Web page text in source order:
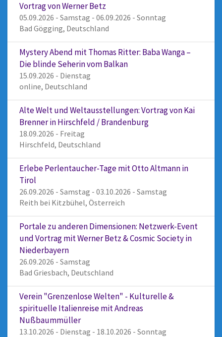
Vortrag von Werner Betz
05.09.2026 - Samstag - 06.09.2026 - Sonntag
Bad Gögging, Deutschland
Mystery Abend mit Thomas Ritter: Baba Wanga –
Die blinde Seherin vom Balkan
15.09.2026 - Dienstag
online, Deutschland
Alte Welt und Weltausstellungen: Vortrag von Kai
Brenner in Hirschfeld / Brandenburg
18.09.2026 - Freitag
Hirschfeld, Deutschland
Erlebe Perlentaucher-Tage mit Otto Altmann in
Tirol
26.09.2026 - Samstag - 03.10.2026 - Samstag
Reith bei Kitzbühel, Österreich
Portale zu anderen Dimensionen: Netzwerk-Event
und Vortrag mit Werner Betz & Cosmic Society in
Niederbayern
26.09.2026 - Samstag
Bad Griesbach, Deutschland
Verein "Grenzenlose Welten" - Kulturelle &
spirituelle Italienreise mit Andreas
Nußbaummüller
13.10.2026 - Dienstag - 18.10.2026 - Sonntag